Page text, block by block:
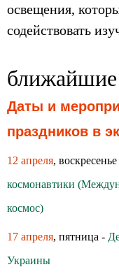
освещения,
содействовать
Даты и
праздников в
12 апреля,
космонавтики
космос)
17 апреля, пятница -
Украины